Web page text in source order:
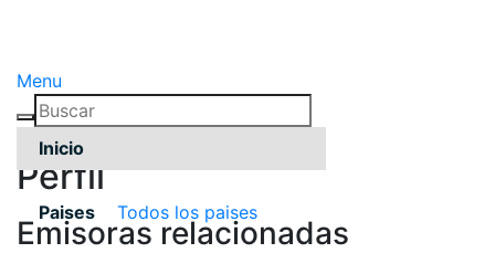
Menu
Inicio
Paises Todos los paises
Pérfil
Emisoras relacionadas